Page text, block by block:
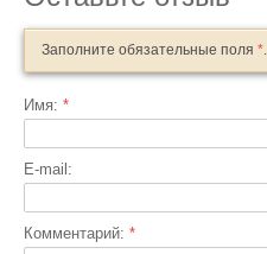
Заполните обязательные поля *
Имя: *
E-mail:
Комментарий: *